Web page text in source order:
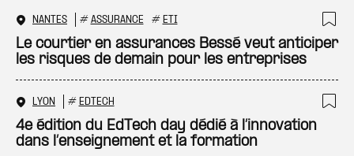
NANTES # ASSURANCE # ETI
Le courtier en assurances Bessé veut anticiper
les risques de demain pour les entreprises
LYON # EDTECH
4e édition du EdTech day dédié à l’innovation
dans l’enseignement et la formation